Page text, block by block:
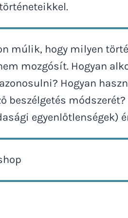
múlik, hogy milyen
mozgósít. Hogyan
Hogyan
beszélgetés
egyenlőtlenségek)